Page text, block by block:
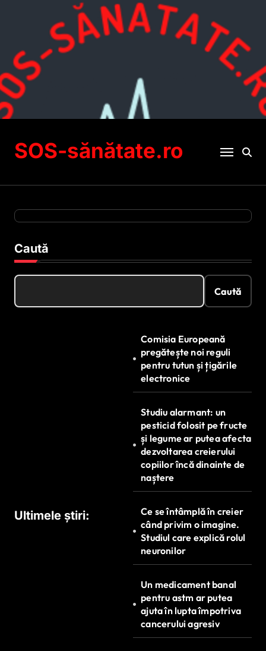
SOS-sănătate.ro
Caută
Caută
Ultimele știri:
Comisia Europeană
pregătește noi reguli
pentru tutun și țigările
electronice
Studiu alarmant: un
pesticid folosit pe fructe
și legume ar putea afecta
dezvoltarea creierului
copiilor încă dinainte de
naștere
Ce se întâmplă în creier
când privim o imagine.
Studiul care explică rolul
neuronilor
Un medicament banal
pentru astm ar putea
ajuta în lupta împotriva
cancerului agresiv